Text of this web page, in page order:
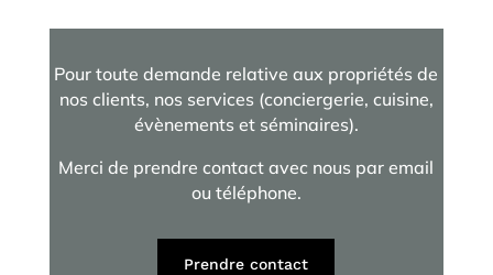
Pour toute demande relative aux propriétés de
nos clients, nos services (conciergerie, cuisine,
évènements et séminaires).
Merci de prendre contact avec nous par email
ou téléphone.
Prendre contact